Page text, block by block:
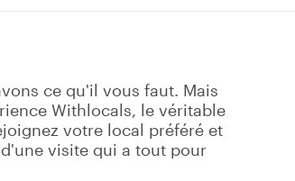
ce qu'il vous faut. Mais
Withlocals, le véritable
votre local préféré et
visite qui a tout pour